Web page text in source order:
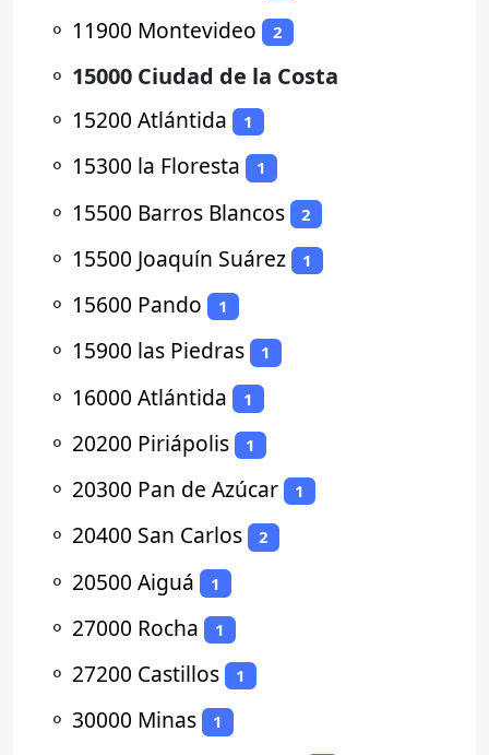
⚬ 11900 Montevideo 2
⚬ 15000 Ciudad de la Costa
⚬ 15200 Atlántida 1
⚬ 15300 la Floresta 1
⚬ 15500 Barros Blancos 2
⚬ 15500 Joaquín Suárez 1
⚬ 15600 Pando 1
⚬ 15900 las Piedras 1
⚬ 16000 Atlántida 1
⚬ 20200 Piriápolis 1
⚬ 20300 Pan de Azúcar 1
⚬ 20400 San Carlos 2
⚬ 20500 Aiguá 1
⚬ 27000 Rocha 1
⚬ 27200 Castillos 1
⚬ 30000 Minas 1